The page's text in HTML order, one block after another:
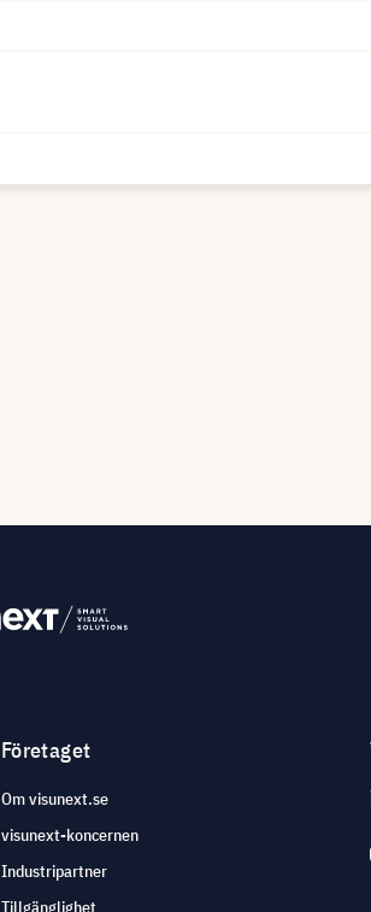
Företaget
Om visunext.se
visunext-koncernen
Industripartner
Tillgänglighet